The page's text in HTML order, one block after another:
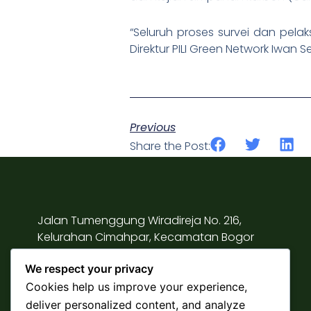
“Seluruh proses survei dan
Direktur PILI Green Network Iwan
Previous
Share the Post:
Jalan Tumenggung Wiradireja No. 216,
Kelurahan Cimahpar, Kecamatan Bogor
Utara, Kota Bogor, Jawa Barat 16155
Telepon: +62 251 8657002
We respect your privacy
Cookies help us improve your experience,
deliver personalized content, and analyze